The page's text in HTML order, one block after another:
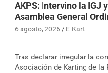
AKPS: Intervino la IGJ
Asamblea General
6 agosto, 2026 E-Kart
Tras declarar irregular la
Asociación de Karting de la